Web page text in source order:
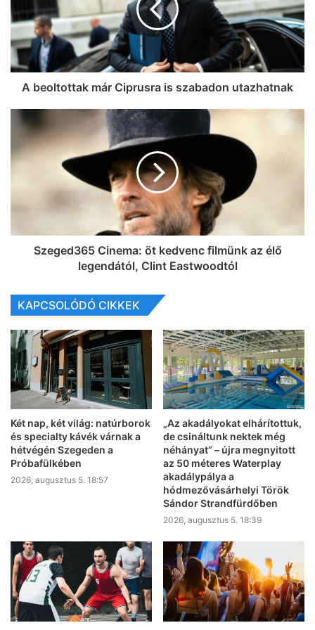
A beoltottak már Ciprusra is szabadon utazhatnak
Szeged365 Cinema: öt kedvenc filmünk az élő
legendától, Clint Eastwoodtól
KAPCSOLÓDÓ CIKKEK
Két nap, két világ: natúrborok
és specialty kávék várnak a
hétvégén Szegeden a
Próbafülkében
2026, augusztus 5. 18:57
„Az akadályokat elhárítottuk,
de csináltunk nektek még
néhányat” – újra megnyitott
az 50 méteres Waterplay
akadálypálya a
hódmezővásárhelyi Török
Sándor Strandfürdőben
2026, augusztus 5. 18:39